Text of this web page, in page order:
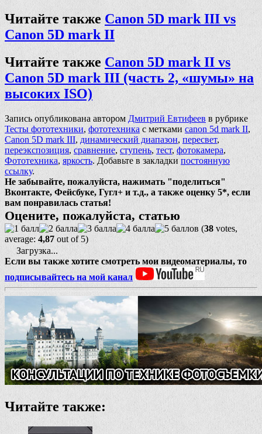
Читайте также Canon 5D mark III vs
Canon 5D mark II
Читайте также Canon 5D mark II vs
Canon 5D mark III (часть 2, «шумы» на
высоких ISO)
Запись опубликована автором Дмитрий Евтифеев в рубрике
Тесты фототехники, фототехника с метками canon 5d mark II,
Canon 5D mark III, динамический диапазон, пересвет,
переэкспозиция, сравнение, ступень, тест, фотокамера,
Фототехника, яркость. Добавьте в закладки постоянную
ссылку.
Не забывайте, пожалуйста, нажимать "поделиться"
Вконтакте, Фейсбуке, Гугл+ и т.д., а также оценку 5*, если
вам понравилась статья!
Оцените, пожалуйста, статью
(38 votes,
average: 4,87 out of 5)
Загрузка...
Если вы также хотите смотреть мои видеоматериалы, то
подписывайтесь на мой канал
Читайте также: